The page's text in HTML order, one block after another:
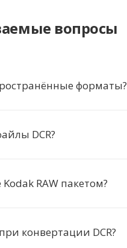
вопросы
форматы?
DCR?
RAW пакетом?
конвертации DCR?